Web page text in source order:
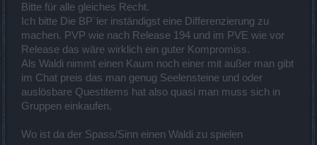
Bitte für alle gleiches Recht.
Ich bitte Die BP`ler inständigst eine Differenzierung zu
machen. PVP wie nach Release 194 und im PVE wie vor
Release das wäre wirklich ein guter Kompromiss.
Als Waldi nimmt einen Kaum noch einer mit außer man gibt
im Chat preis das man genug Seelensteine und oder
auslösbare Questitems hat also quasi man muss sich in
Gruppen einkaufen.
Wo ist da der Spass/Sinn einen Waldi zu spielen